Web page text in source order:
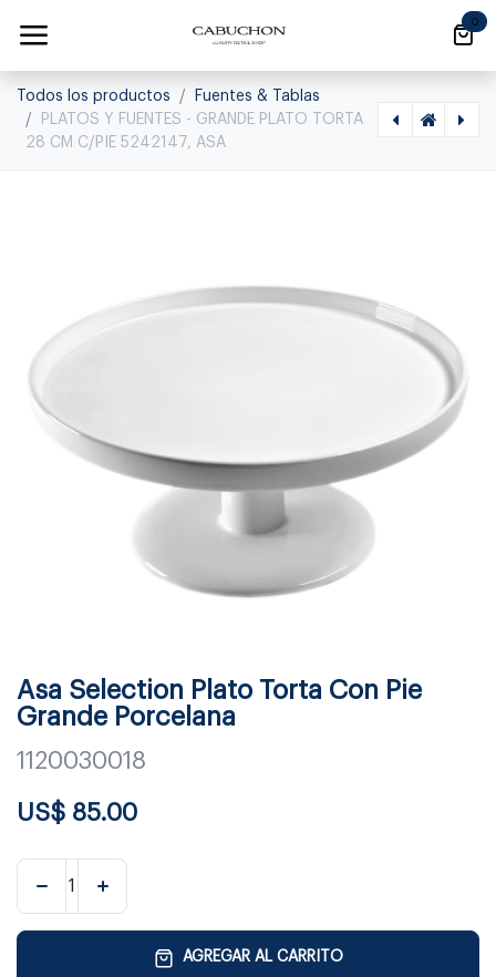
0
Todos los productos
Fuentes & Tablas
PLATOS Y FUENTES - GRANDE PLATO TORTA
28 CM C/PIE 5242147, ASA
Asa Selection Plato Torta Con Pie
Grande Porcelana
1120030018
US$ 85.00
AGREGAR AL CARRITO